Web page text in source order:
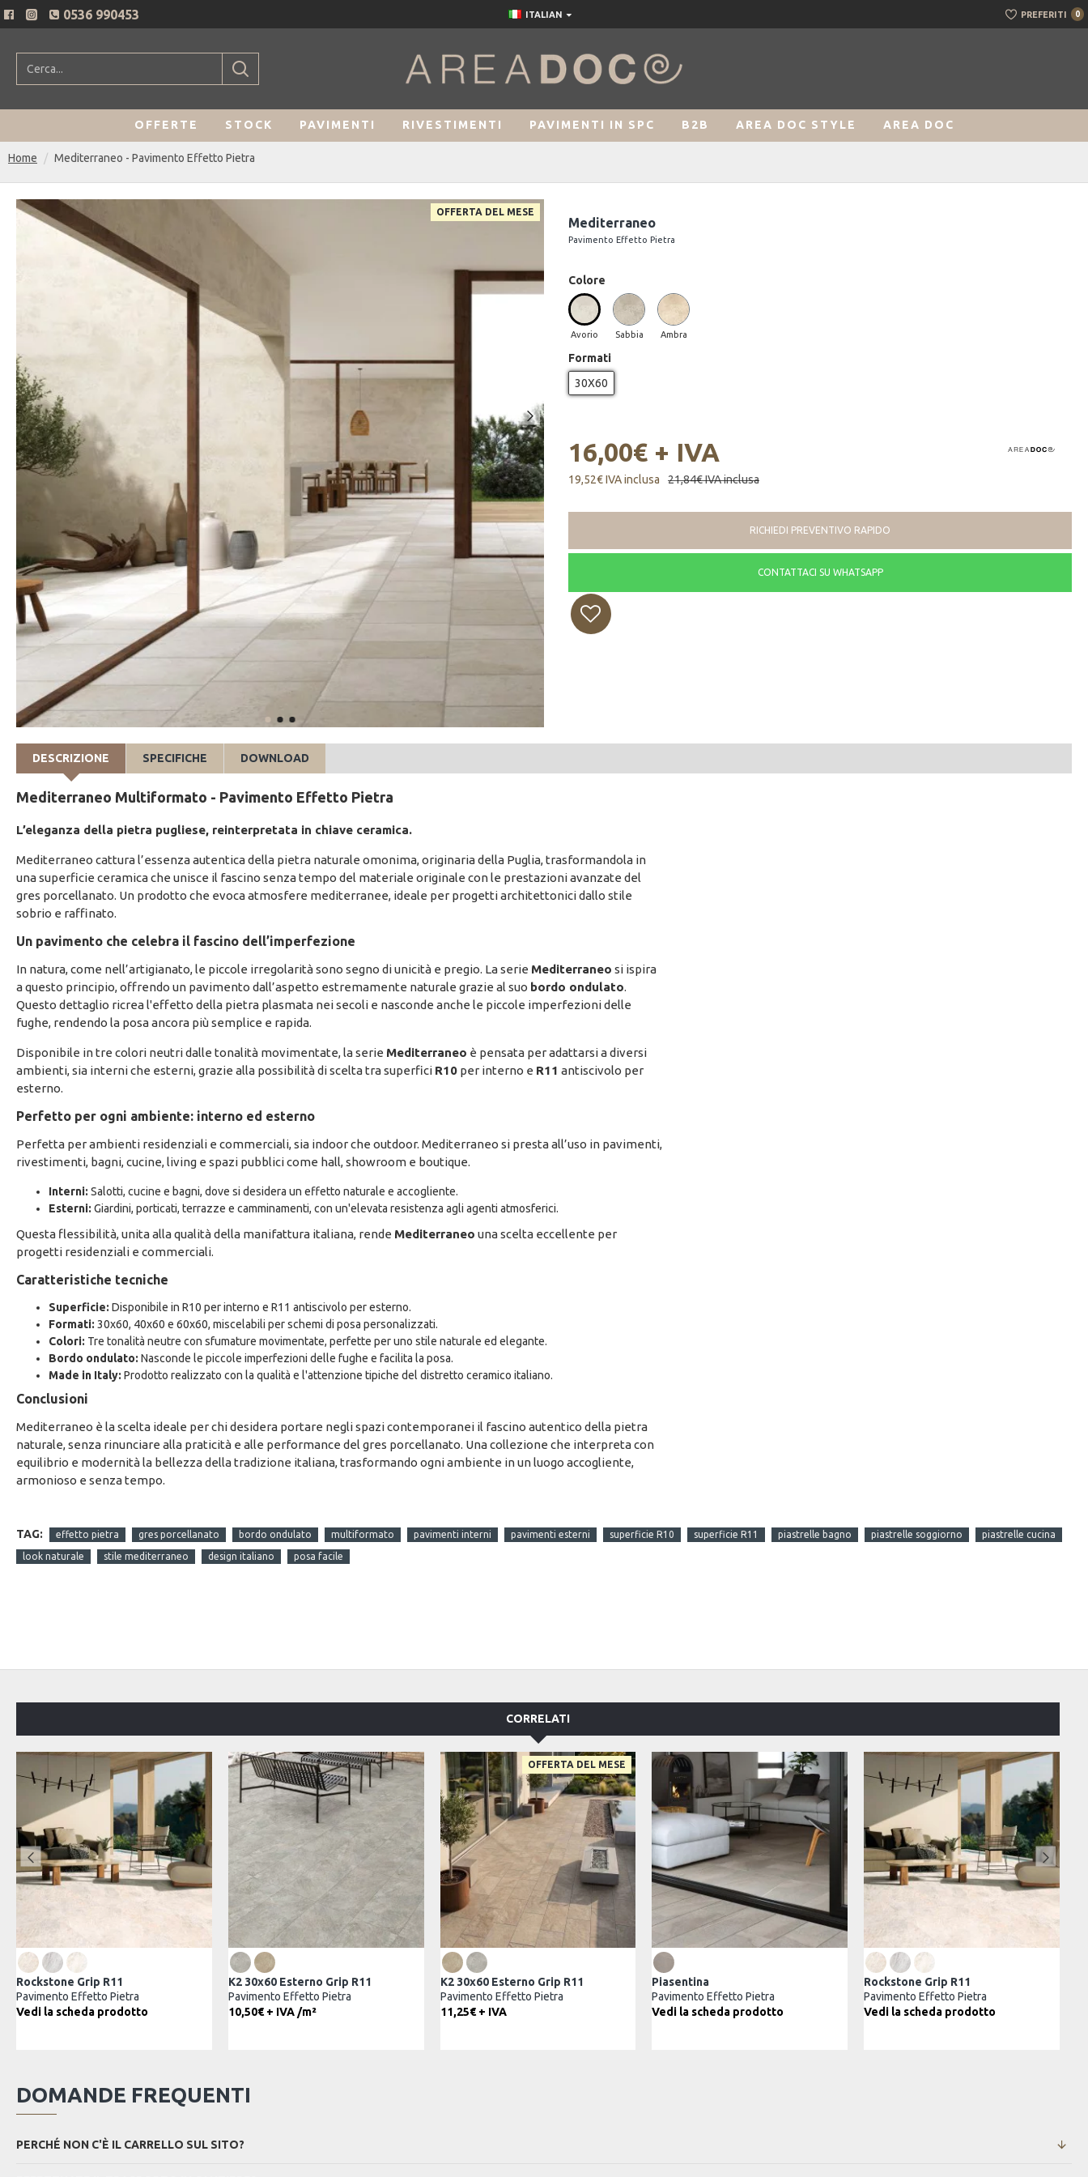
0536 990453 ITALIAN PREFERITI 0
OFFERTE STOCK PAVIMENTI RIVESTIMENTI PAVIMENTI IN SPC B2B AREA DOC STYLE AREA DOC
Home Mediterraneo - Pavimento Effetto Pietra
OFFERTA DEL MESE
Mediterraneo
Pavimento Effetto Pietra
Colore
Avorio Sabbia Ambra
Formati
30X60
16,00€ + IVA
19,52€ IVA inclusa 21,84€ IVA inclusa
RICHIEDI PREVENTIVO RAPIDO
CONTATTACI SU WHATSAPP
DESCRIZIONE SPECIFICHE DOWNLOAD
Mediterraneo Multiformato - Pavimento Effetto Pietra
L’eleganza della pietra pugliese, reinterpretata in chiave ceramica.
Mediterraneo cattura l’essenza autentica della pietra naturale omonima, originaria della Puglia, trasformandola in
una superficie ceramica che unisce il fascino senza tempo del materiale originale con le prestazioni avanzate del
gres porcellanato. Un prodotto che evoca atmosfere mediterranee, ideale per progetti architettonici dallo stile
sobrio e raffinato.
Un pavimento che celebra il fascino dell’imperfezione
In natura, come nell’artigianato, le piccole irregolarità sono segno di unicità e pregio. La serie Mediterraneo si ispira
a questo principio, offrendo un pavimento dall’aspetto estremamente naturale grazie al suo bordo ondulato.
Questo dettaglio ricrea l'effetto della pietra plasmata nei secoli e nasconde anche le piccole imperfezioni delle
fughe, rendendo la posa ancora più semplice e rapida.
Disponibile in tre colori neutri dalle tonalità movimentate, la serie Mediterraneo è pensata per adattarsi a diversi
ambienti, sia interni che esterni, grazie alla possibilità di scelta tra superfici R10 per interno e R11 antiscivolo per
esterno.
Perfetto per ogni ambiente: interno ed esterno
Perfetta per ambienti residenziali e commerciali, sia indoor che outdoor. Mediterraneo si presta all’uso in pavimenti,
rivestimenti, bagni, cucine, living e spazi pubblici come hall, showroom e boutique.
Interni: Salotti, cucine e bagni, dove si desidera un effetto naturale e accogliente.
Esterni: Giardini, porticati, terrazze e camminamenti, con un'elevata resistenza agli agenti atmosferici.
Questa flessibilità, unita alla qualità della manifattura italiana, rende Mediterraneo una scelta eccellente per
progetti residenziali e commerciali.
Caratteristiche tecniche
Superficie: Disponibile in R10 per interno e R11 antiscivolo per esterno.
Formati: 30x60, 40x60 e 60x60, miscelabili per schemi di posa personalizzati.
Colori: Tre tonalità neutre con sfumature movimentate, perfette per uno stile naturale ed elegante.
Bordo ondulato: Nasconde le piccole imperfezioni delle fughe e facilita la posa.
Made in Italy: Prodotto realizzato con la qualità e l'attenzione tipiche del distretto ceramico italiano.
Conclusioni
Mediterraneo è la scelta ideale per chi desidera portare negli spazi contemporanei il fascino autentico della pietra
naturale, senza rinunciare alla praticità e alle performance del gres porcellanato. Una collezione che interpreta con
equilibrio e modernità la bellezza della tradizione italiana, trasformando ogni ambiente in un luogo accogliente,
armonioso e senza tempo.
TAG: effetto pietra gres porcellanato bordo ondulato multiformato pavimenti interni pavimenti esterni superficie R10 superficie R11 piastrelle bagno piastrelle soggiorno piastrelle cucina
look naturale stile mediterraneo design italiano posa facile
CORRELATI
OFFERTA DEL MESE
K2 30x60 Esterno Grip R11
Pavimento Effetto Pietra
11,25€ + IVA
Piasentina
Pavimento Effetto Pietra
Vedi la scheda prodotto
Rockstone Grip R11
Pavimento Effetto Pietra
Vedi la scheda prodotto
K2 30x60 Esterno Grip R11
Pavimento Effetto Pietra
10,50€ + IVA/m²
OFFERTA DEL MESE
K2 30x60 Esterno Grip R11
Pavimento Effetto Pietra
11,25€ + IVA
DOMANDE FREQUENTI
PERCHÉ NON C'È IL CARRELLO SUL SITO?